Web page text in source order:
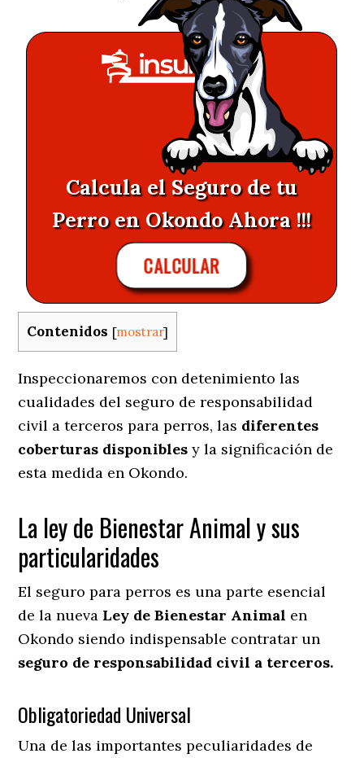
Calcula el Seguro de tu
Perro en Okondo Ahora !!!
CALCULAR
Contenidos [mostrar]
Inspeccionaremos con detenimiento las
cualidades del seguro de responsabilidad
civil a terceros para perros, las diferentes
coberturas disponibles y la significación de
esta medida en Okondo.
La ley de Bienestar Animal y sus
particularidades
El seguro para perros es una parte esencial
de la nueva Ley de Bienestar Animal en
Okondo siendo indispensable contratar un
seguro de responsabilidad civil a terceros.
Obligatoriedad Universal
Una de las importantes peculiaridades de